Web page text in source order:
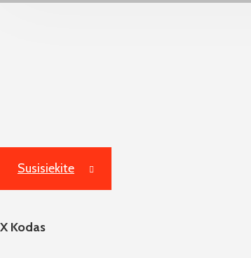
Susisiekite
X Kodas